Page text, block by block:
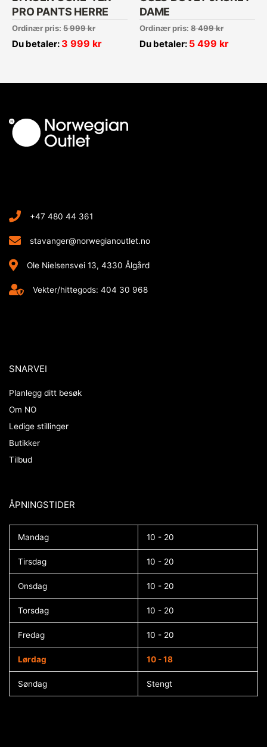
PRO PANTS HERRE
Ordinær pris: 5 999kr
Du betaler: 3 999 kr
DAME
Ordinær pris: 8 499kr
Du betaler: 5 499 kr
+47 480 44 361
stavanger@norwegianoutlet.no
Ole Nielsensvei 13, 4330 Ålgård
Vekter/hittegods: 404 30 968
SNARVEI
Planlegg ditt besøk
Om NO
Ledige stillinger
Butikker
Tilbud
ÅPNINGSTIDER​
Mandag 10 - 20
Tirsdag 10 - 20
Onsdag 10 - 20
Torsdag 10 - 20
Fredag 10 - 20
Lørdag 10 - 18
Søndag Stengt